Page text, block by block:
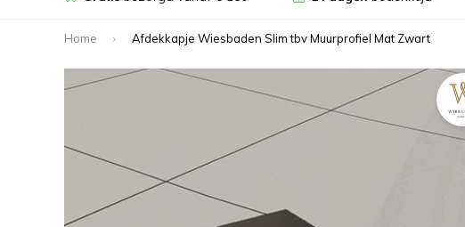
Home Afdekkapje Wiesbaden Slim tbv Muurprofiel Mat Zwart